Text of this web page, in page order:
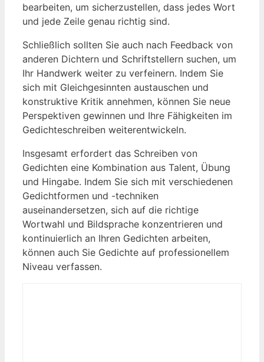
bearbeiten, um sicherzustellen, dass jedes Wort
und‍ jede ⁣Zeile genau richtig sind.
Schließlich sollten Sie⁣ auch nach Feedback von
anderen Dichtern und Schriftstellern suchen, um
Ihr Handwerk weiter zu verfeinern. Indem ⁣Sie
sich mit Gleichgesinnten austauschen und
konstruktive Kritik annehmen, können Sie neue
Perspektiven‍ gewinnen und Ihre Fähigkeiten⁢ im⁤
Gedichteschreiben weiterentwickeln.
Insgesamt erfordert ‍das Schreiben von
Gedichten eine Kombination aus Talent, Übung
und‍ Hingabe. Indem ⁢Sie sich mit verschiedenen
Gedichtformen und -techniken
⁤auseinandersetzen, sich ⁣auf‌ die richtige
Wortwahl und Bildsprache konzentrieren ⁤und
kontinuierlich an‍ Ihren Gedichten arbeiten,
können auch Sie Gedichte auf professionellem ​
Niveau verfassen.